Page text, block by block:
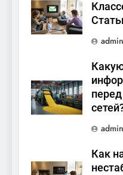
admin
admin
Как